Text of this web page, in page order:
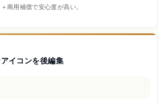
商用補償で安心度が高い。
イコンを後編集